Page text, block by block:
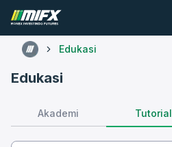
Edukasi
Edukasi
Akademi Tutorial